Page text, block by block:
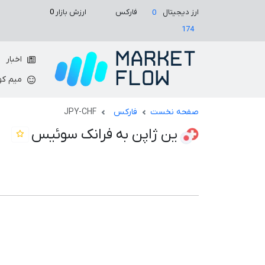
ارز دیجیتال 0
فارکس
174
ارزش بازار0
اخبار
میم
صفحه نخست فارکس JPY-CHF
ین ژاپن به فرانک سوئیس